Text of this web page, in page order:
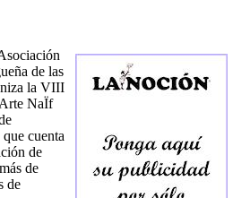
de las
la VIII
NaÏf
cuenta
de
de
de